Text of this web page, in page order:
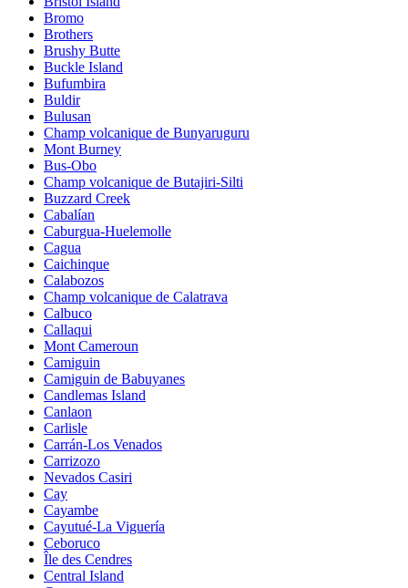
Bromo
Brothers
Brushy Butte
Buckle Island
Bufumbira
Buldir
Bulusan
Champ volcanique de Bunyaruguru
Mont Burney
Bus-Obo
Champ volcanique de Butajiri-Silti
Buzzard Creek
Cabalían
Caburgua-Huelemolle
Cagua
Caichinque
Calabozos
Champ volcanique de Calatrava
Calbuco
Callaqui
Mont Cameroun
Camiguin
Camiguin de Babuyanes
Candlemas Island
Canlaon
Carlisle
Carrán-Los Venados
Carrizozo
Nevados Casiri
Cay
Cayambe
Cayutué-La Viguería
Ceboruco
Île des Cendres
Central Island